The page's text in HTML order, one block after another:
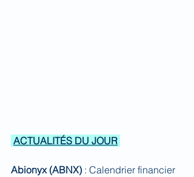
ACTUALITÉS DU JOUR
Abionyx (ABNX) : Calendrier financier